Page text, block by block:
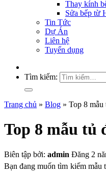
Thay kính
Sửa bếp từ
Tin Tức
Dự Án
Liên hệ
Tuyển dụng
Tìm kiếm:
Trang chủ » Blog » Top 8 mẫu
Top 8 mẫu tủ
Biên tập bởi: admin Đăng 2
Bạn đang muốn tìm kiếm mẫu